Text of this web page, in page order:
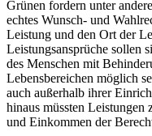
Grünen fordern unter
echtes Wunsch- und
Leistung und den Ort der
Leistungsansprüche sollen
des Menschen mit
Lebensbereichen möglich
auch außerhalb ihrer
hinaus müssten Leistungen
und Einkommen der